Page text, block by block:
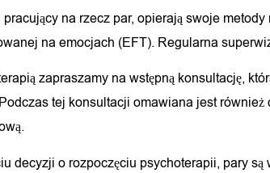
na rzecz par, opierają swoje
na emocjach (EFT). Regularna
zapraszamy na wstępną konsultację,
tej konsultacji omawiana jest
decyzji o rozpoczęciu psychoterapii, pary